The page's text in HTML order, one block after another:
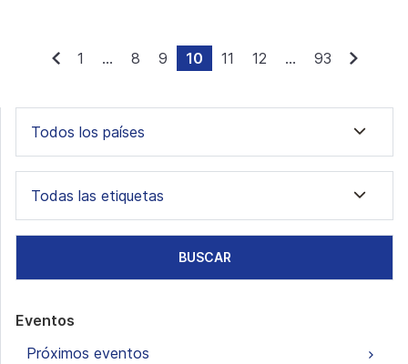
1 ... 8 9 10 11 12 ... 93
Todos los países
Todas las etiquetas
BUSCAR
Eventos
Próximos eventos